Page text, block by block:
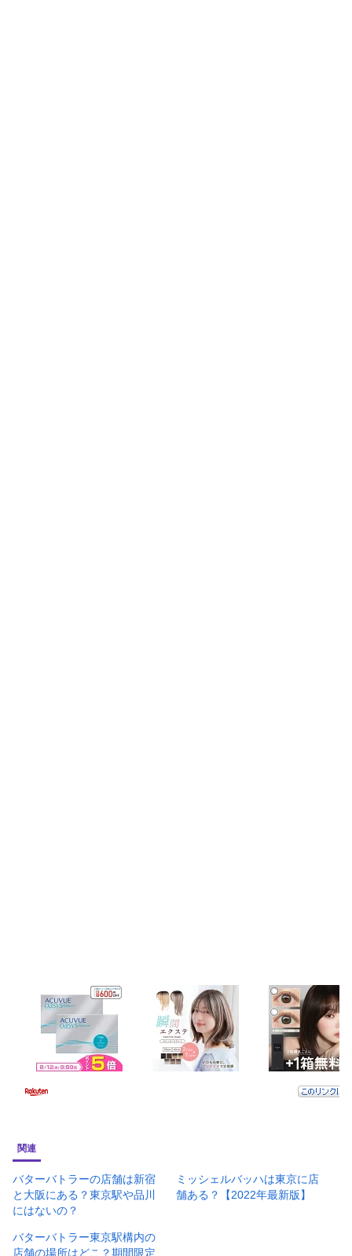
関連
バターバトラーの店舗は新宿
と大阪にある？東京駅や品川
にはないの？
ミッシェルバッハは東京に店
舗ある？【2022年最新版】
バターバトラー東京駅構内の
店舗の場所はどこ？期間限定